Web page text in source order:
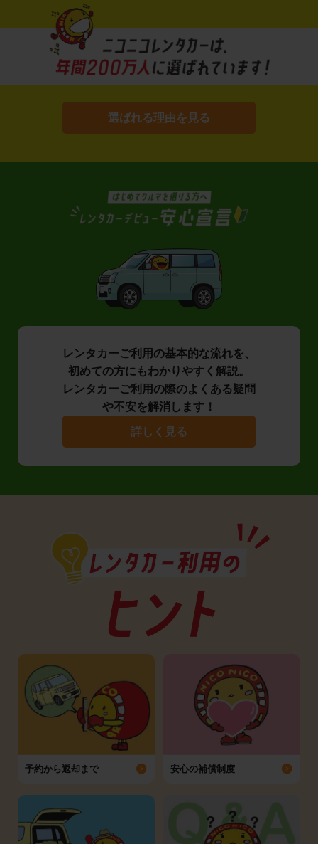
選ばれる理由を見る
レンタカーご利用の基本的な流れを、
初めての方にもわかりやすく解説。
レンタカーご利用の際のよくある疑問
や不安を解消します！
詳しく見る
予約から返却まで 安心の補償制度